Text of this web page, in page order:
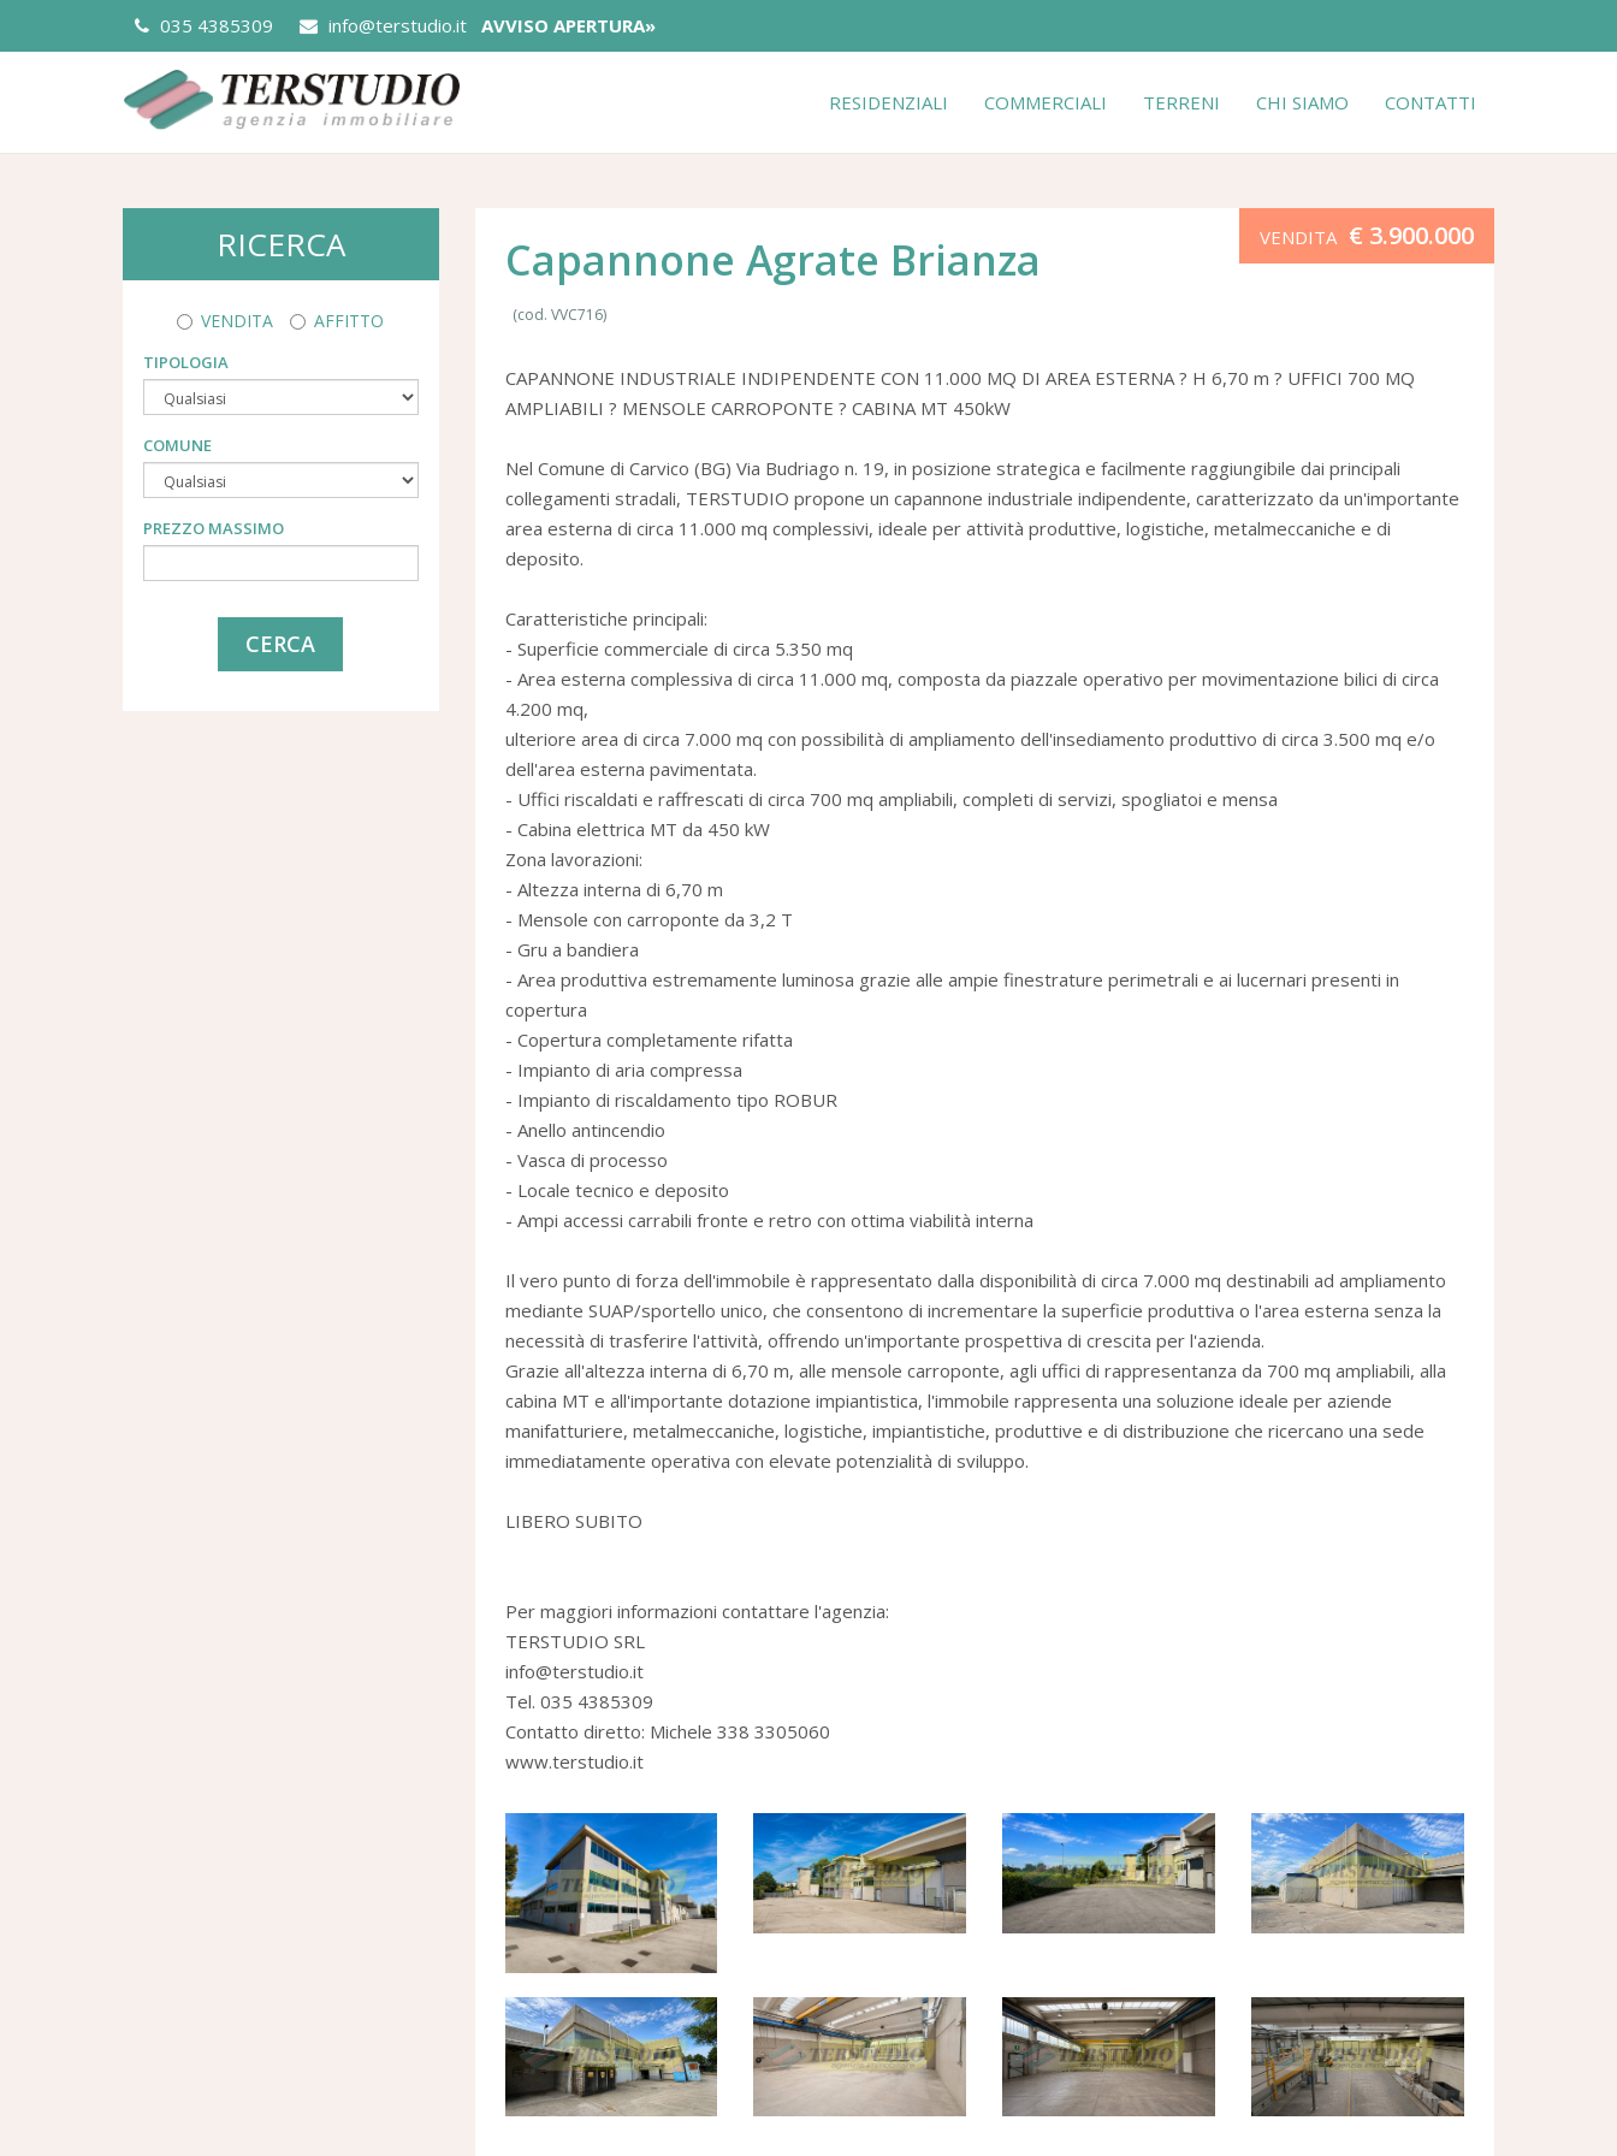
035 4385309 info@terstudio.it AVVISO APERTURA»
RESIDENZIALI COMMERCIALI TERRENI CHI SIAMO CONTATTI
RICERCA
VENDITA AFFITTO
TIPOLOGIA
COMUNE
PREZZO MASSIMO
CERCA
VENDITA€ 3.900.000
Capannone Agrate Brianza
(cod. VVC716)
CAPANNONE INDUSTRIALE INDIPENDENTE CON 11.000 MQ DI AREA ESTERNA ? H 6,70 m ? UFFICI 700 MQ
AMPLIABILI ? MENSOLE CARROPONTE ? CABINA MT 450kW
Nel Comune di Carvico (BG) Via Budriago n. 19, in posizione strategica e facilmente raggiungibile dai principali
collegamenti stradali, TERSTUDIO propone un capannone industriale indipendente, caratterizzato da un'importante
area esterna di circa 11.000 mq complessivi, ideale per attività produttive, logistiche, metalmeccaniche e di
deposito.
Caratteristiche principali:
- Superficie commerciale di circa 5.350 mq
- Area esterna complessiva di circa 11.000 mq, composta da piazzale operativo per movimentazione bilici di circa
4.200 mq,
ulteriore area di circa 7.000 mq con possibilità di ampliamento dell'insediamento produttivo di circa 3.500 mq e/o
dell'area esterna pavimentata.
- Uffici riscaldati e raffrescati di circa 700 mq ampliabili, completi di servizi, spogliatoi e mensa
- Cabina elettrica MT da 450 kW
Zona lavorazioni:
- Altezza interna di 6,70 m
- Mensole con carroponte da 3,2 T
- Gru a bandiera
- Area produttiva estremamente luminosa grazie alle ampie finestrature perimetrali e ai lucernari presenti in
copertura
- Copertura completamente rifatta
- Impianto di aria compressa
- Impianto di riscaldamento tipo ROBUR
- Anello antincendio
- Vasca di processo
- Locale tecnico e deposito
- Ampi accessi carrabili fronte e retro con ottima viabilità interna
Il vero punto di forza dell'immobile è rappresentato dalla disponibilità di circa 7.000 mq destinabili ad ampliamento
mediante SUAP/sportello unico, che consentono di incrementare la superficie produttiva o l'area esterna senza la
necessità di trasferire l'attività, offrendo un'importante prospettiva di crescita per l'azienda.
Grazie all'altezza interna di 6,70 m, alle mensole carroponte, agli uffici di rappresentanza da 700 mq ampliabili, alla
cabina MT e all'importante dotazione impiantistica, l'immobile rappresenta una soluzione ideale per aziende
manifatturiere, metalmeccaniche, logistiche, impiantistiche, produttive e di distribuzione che ricercano una sede
immediatamente operativa con elevate potenzialità di sviluppo.
LIBERO SUBITO
Per maggiori informazioni contattare l'agenzia:
TERSTUDIO SRL
info@terstudio.it
Tel. 035 4385309
Contatto diretto: Michele 338 3305060
www.terstudio.it